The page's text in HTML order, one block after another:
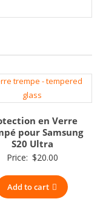
en Verre
pour Samsung
S20 Ultra
Price: $20.00
Add to cart